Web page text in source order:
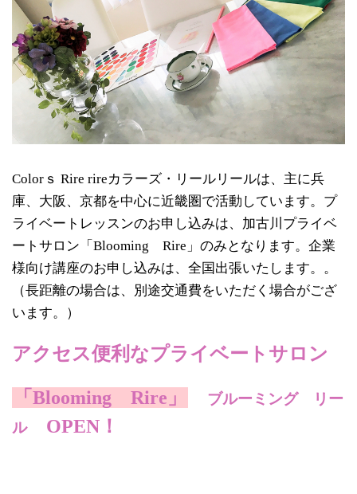
Colorｓ Rire rireカラーズ・リールリールは、主に兵
庫、大阪、京都を中心に近畿圏で活動しています。プ
ライベートレッスンのお申し込みは、加古川プライベ
ートサロン「Blooming Rire」のみとなります。企業
様向け講座のお申し込みは、全国出張いたします。。
（長距離の場合は、別途交通費をいただく場合がござ
います。）
アクセス便利なプライベートサロン
「Blooming Rire」
ブルーミング リー
ルOPEN！